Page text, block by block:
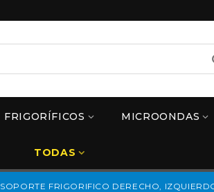
FRIGORÍFICOS MICROONDAS
TODAS
SOPORTE FRIGORIFICO DERECHO,